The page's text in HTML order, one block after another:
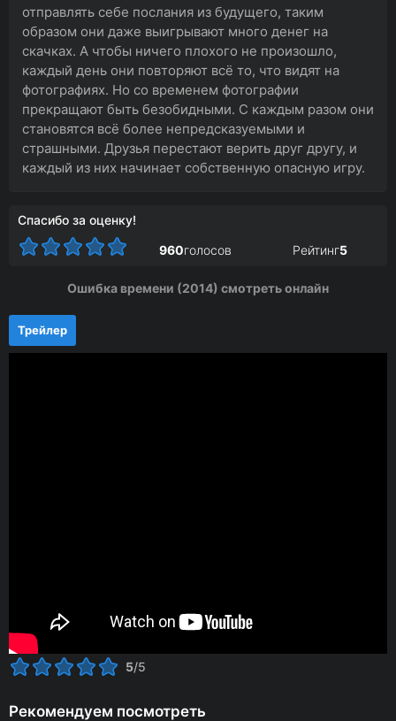
отправлять себе послания из будущего, таким
образом они даже выигрывают много денег на
скачках. А чтобы ничего плохого не произошло,
каждый день они повторяют всё то, что видят на
фотографиях. Но со временем фотографии
прекращают быть безобидными. С каждым разом они
становятся всё более непредсказуемыми и
страшными. Друзья перестают верить друг другу, и
каждый из них начинает собственную опасную игру.
Спасибо за оценку!
960голосов Рейтинг5
Ошибка времени (2014) смотреть онлайн
Трейлер
5/5
Рекомендуем посмотреть